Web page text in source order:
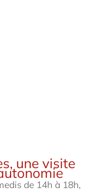
une visite
de 14h à 18h,